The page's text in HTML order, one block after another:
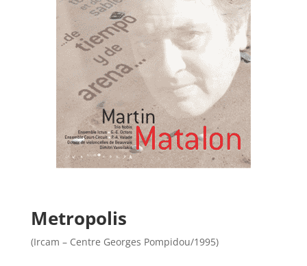
Metropolis
(Ircam – Centre Georges Pompidou/1995)